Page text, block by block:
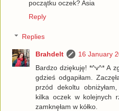
początku oczek? Asia
Reply
Replies
Brahdelt
16 January
Bardzo dziękuję! *^v^* A
gdzieś odgapiłam.
przód dekoltu
kilka oczek w kolejnych
zamknęłam w kółko.